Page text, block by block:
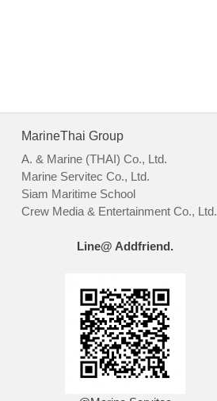
MarineThai Group
A. & Marine (THAI) Co., Ltd.
Marine Servitec Co., Ltd.
Siam Maritime School
Crew Media & Entertainment Co., Ltd.
Line@ Addfriend.